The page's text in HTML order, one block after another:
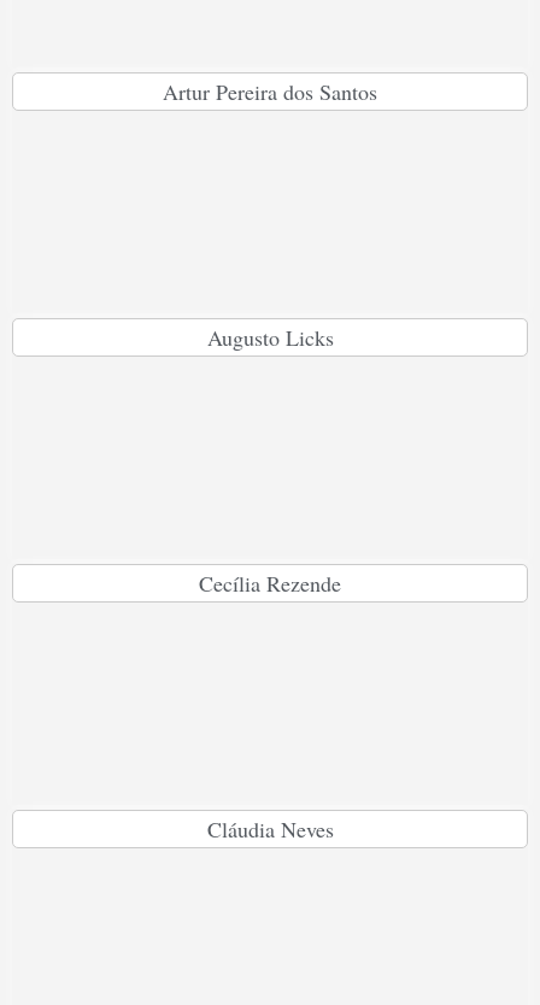
Artur Pereira dos Santos
Augusto Licks
Cecília Rezende
Cláudia Neves